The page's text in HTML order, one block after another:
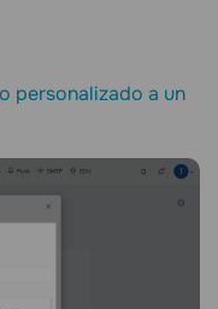
personalizado a un